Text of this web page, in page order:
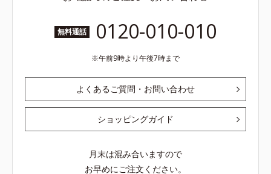
無料通話 0120-010-010
午前9時より午後7時まで
よくあるご質問・お問い合わせ
ショッピングガイド
月末は混み合いますので
お早めにご注文ください。